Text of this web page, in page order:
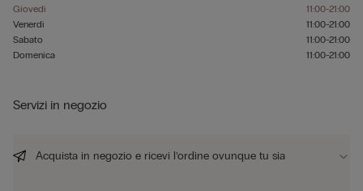
Giovedì
11:00-21:00
Venerdì
11:00-21:00
Sabato
11:00-21:00
Domenica
11:00-21:00
Servizi in negozio
Acquista in negozio e ricevi l’ordine ovunque tu sia